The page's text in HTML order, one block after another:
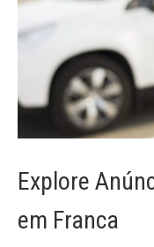
Explore
em Franca